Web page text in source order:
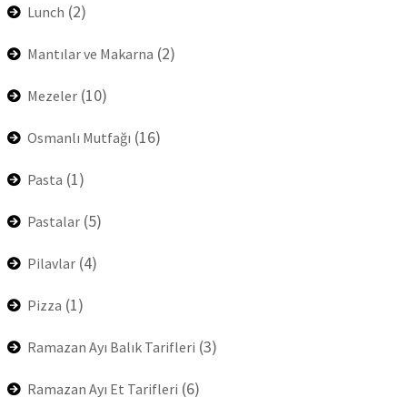
Lunch (2)
Mantılar ve Makarna (2)
Mezeler (10)
Osmanlı Mutfağı (16)
Pasta (1)
Pastalar (5)
Pilavlar (4)
Pizza (1)
Ramazan Ayı Balık Tarifleri (3)
Ramazan Ayı Et Tarifleri (6)